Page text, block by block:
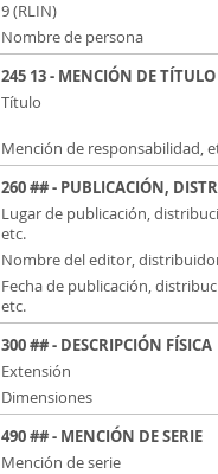
9 (RLIN)
Nombre de persona
245 13 - MENCIÓN DE TÍTULO
Título
Mención de responsabilidad,
260 ## - PUBLICACIÓN,
Lugar de publicación,
etc.
Nombre del editor,
Fecha de publicación,
etc.
300 ## - DESCRIPCIÓN FÍSICA
Extensión
Dimensiones
490 ## - MENCIÓN DE SERIE
Mención de serie